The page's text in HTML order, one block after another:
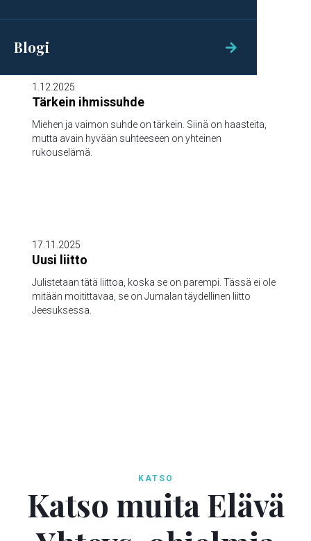
Blogi 

1.12.2025
Tärkein ihmissuhde
Miehen ja vaimon suhde on tärkein. Siinä on haasteita,
mutta avain hyvään suhteeseen on yhteinen
rukouselämä.
17.11.2025
Uusi liitto
Julistetaan tätä liittoa, koska se on parempi. Tässä ei ole
mitään moitittavaa, se on Jumalan täydellinen liitto
Jeesuksessa.
KATSO
Katso muita Elävä